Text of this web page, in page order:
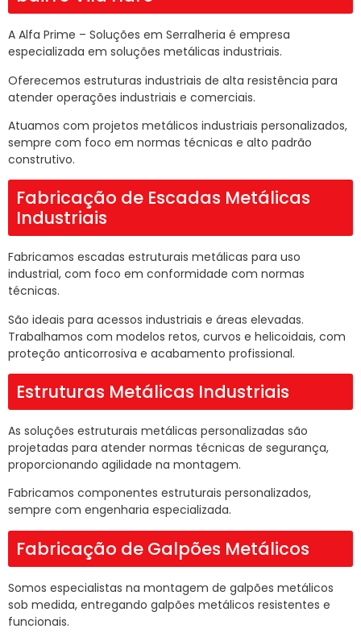
A Alfa Prime – Soluções em Serralheria é empresa
especializada em soluções metálicas industriais.
Oferecemos estruturas industriais de alta resistência para
atender operações industriais e comerciais.
Atuamos com projetos metálicos industriais personalizados,
sempre com foco em normas técnicas e alto padrão
construtivo.
Fabricação de Escadas Metálicas
Industriais
Fabricamos escadas estruturais metálicas para uso
industrial, com foco em conformidade com normas
técnicas.
São ideais para acessos industriais e áreas elevadas.
Trabalhamos com modelos retos, curvos e helicoidais, com
proteção anticorrosiva e acabamento profissional.
Estruturas Metálicas Industriais
As soluções estruturais metálicas personalizadas são
projetadas para atender normas técnicas de segurança,
proporcionando agilidade na montagem.
Fabricamos componentes estruturais personalizados,
sempre com engenharia especializada.
Fabricação de Galpões Metálicos
Somos especialistas na montagem de galpões metálicos
sob medida, entregando galpões metálicos resistentes e
funcionais.